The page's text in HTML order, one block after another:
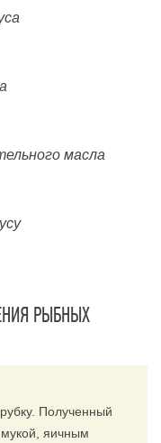
масла
РЫБНЫХ
Полученный
яичным